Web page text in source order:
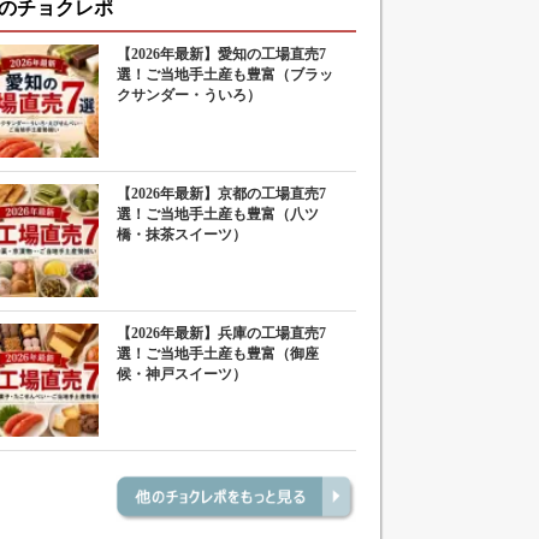
チョクレポ
【2026年最新】愛知の工場直売7
選！ご当地手土産も豊富（ブラッ
クサンダー・ういろ）
【2026年最新】京都の工場直売7
選！ご当地手土産も豊富（八ツ
橋・抹茶スイーツ）
【2026年最新】兵庫の工場直売7
選！ご当地手土産も豊富（御座
候・神戸スイーツ）